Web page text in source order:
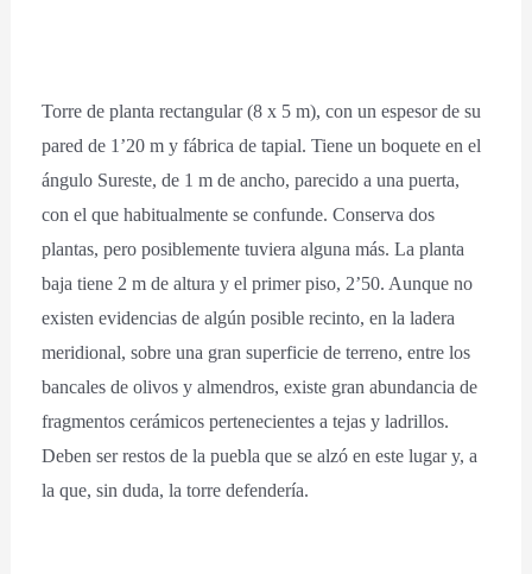
Torre de planta rectangular (8 x 5 m), con un espesor de su
pared de 1’20 m y fábrica de tapial. Tiene un boquete en el
ángulo Sureste, de 1 m de ancho, parecido a una puerta,
con el que habitualmente se confunde. Conserva dos
plantas, pero posiblemente tuviera alguna más. La planta
baja tiene 2 m de altura y el primer piso, 2’50. Aunque no
existen evidencias de algún posible recinto, en la ladera
meridional, sobre una gran superficie de terreno, entre los
bancales de olivos y almendros, existe gran abundancia de
fragmentos cerámicos pertenecientes a tejas y ladrillos.
Deben ser restos de la puebla que se alzó en este lugar y, a
la que, sin duda, la torre defendería.